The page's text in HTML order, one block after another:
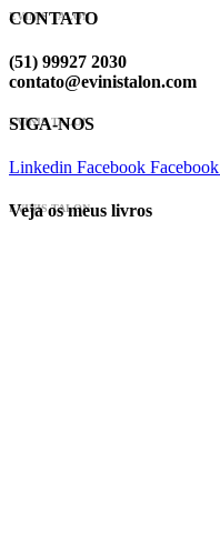
EVINIS TALON
CONTATO
(51) 99927 2030
contato@evinistalon.com
EVINIS TALON
SIGA-NOS
Linkedin Facebook Facebook
EVINIS TALON
Veja os meus livros